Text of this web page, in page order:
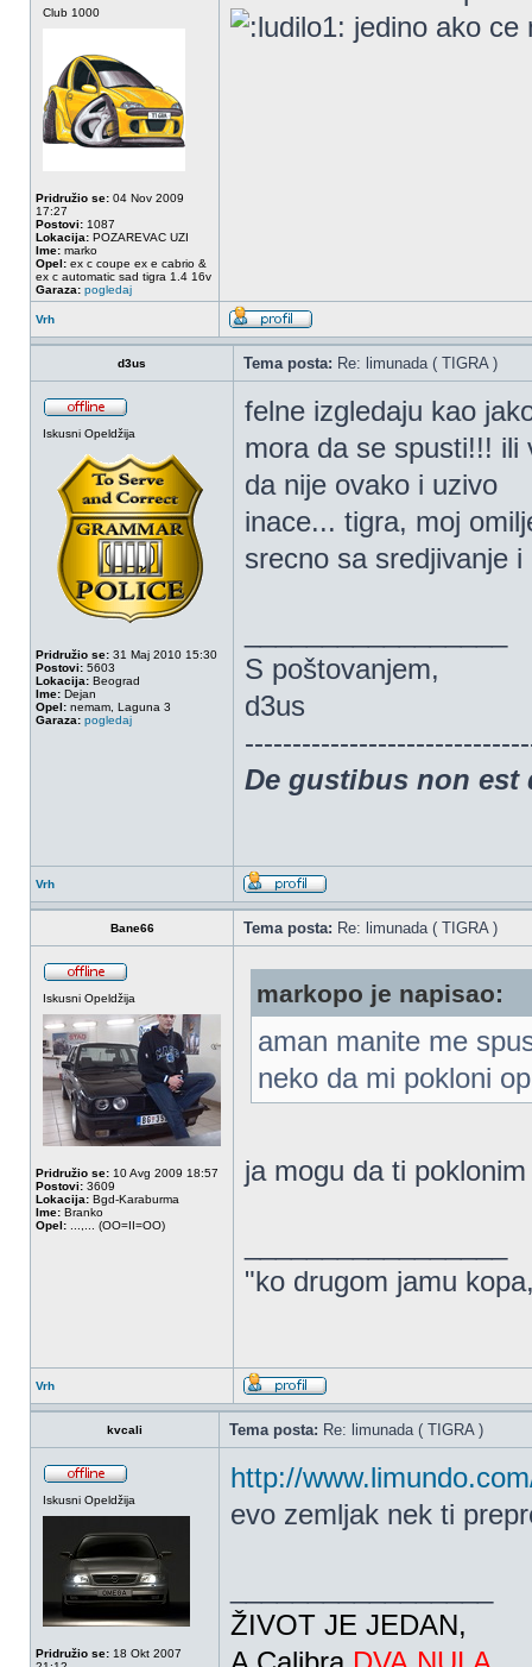
Club 1000
Pridružio se: 04 Nov 2009
17:27
Postovi: 1087
Lokacija: POZAREVAC UZI
Ime: marko
Opel: ex c coupe ex e cabrio &
ex c automatic sad tigra 1.4 16v
Garaza: pogledaj
jedino ako ce
Vrh
d3us Tema posta: Re: limunada ( TIGRA )
Iskusni Opeldžija
Pridružio se: 31 Maj 2010 15:30
Postovi: 5603
Lokacija: Beograd
Ime: Dejan
Opel: nemam, Laguna 3
Garaza: pogledaj
felne izgledaju kao
mora da se spusti!!! ili
da nije ovako i uzivo
inace... tigra, moj
srecno sa sredjivanje
S poštovanjem,
d3us
De gustibus non est
Vrh
Bane66 Tema posta: Re: limunada ( TIGRA )
Iskusni Opeldžija
Pridružio se: 10 Avg 2009 18:57
Postovi: 3609
Lokacija: Bgd-Karaburma
Ime: Branko
Opel: ...,... (OO=II=OO)
markopo je napisao:
aman manite me
neko da mi pokloni
ja mogu da ti
"ko drugom jamu
Vrh
kvcali Tema posta: Re: limunada ( TIGRA )
Iskusni Opeldžija
Pridružio se: 18 Okt 2007
http://
evo zemljak nek ti
ŽIVOT JE JEDAN,